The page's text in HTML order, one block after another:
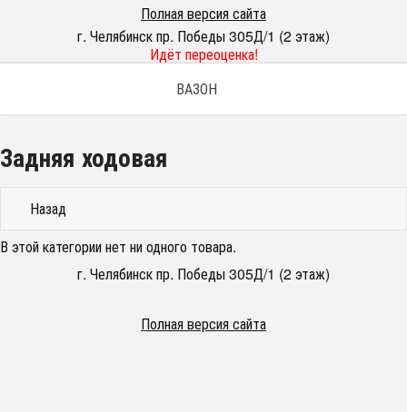
Полная версия сайта
г. Челябинск пр. Победы 305Д/1 (2 этаж)
Идёт переоценка!
ВАЗОН
Задняя ходовая
Назад
В этой категории нет ни одного товара.
г. Челябинск пр. Победы 305Д/1 (2 этаж)
Полная версия сайта